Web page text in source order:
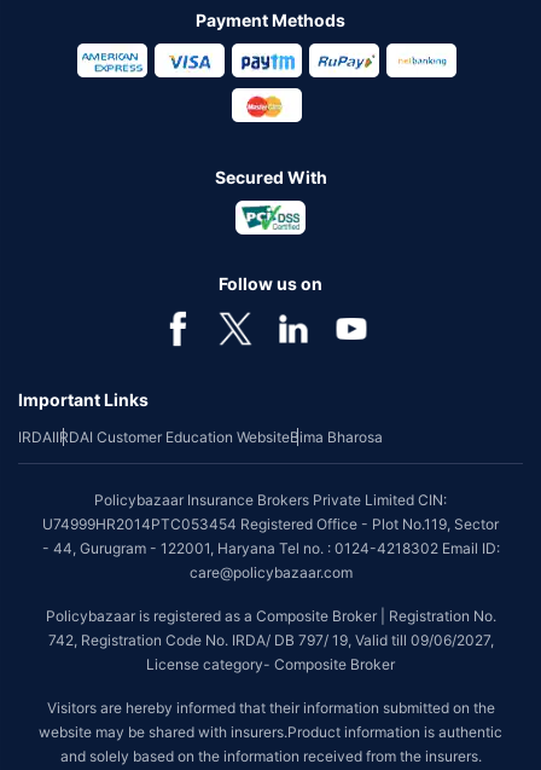
Payment Methods
Secured With
Follow us on
Important Links
IRDAIIRDAI Customer Education WebsiteBima Bharosa
Policybazaar Insurance Brokers Private Limited CIN:
U74999HR2014PTC053454 Registered Office - Plot No.119, Sector
- 44, Gurugram - 122001, Haryana Tel no. : 0124-4218302 Email ID:
care@policybazaar.com
Policybazaar is registered as a Composite Broker | Registration No.
742, Registration Code No. IRDA/ DB 797/ 19, Valid till 09/06/2027,
License category- Composite Broker
Visitors are hereby informed that their information submitted on the
website may be shared with insurers.Product information is authentic
and solely based on the information received from the insurers.